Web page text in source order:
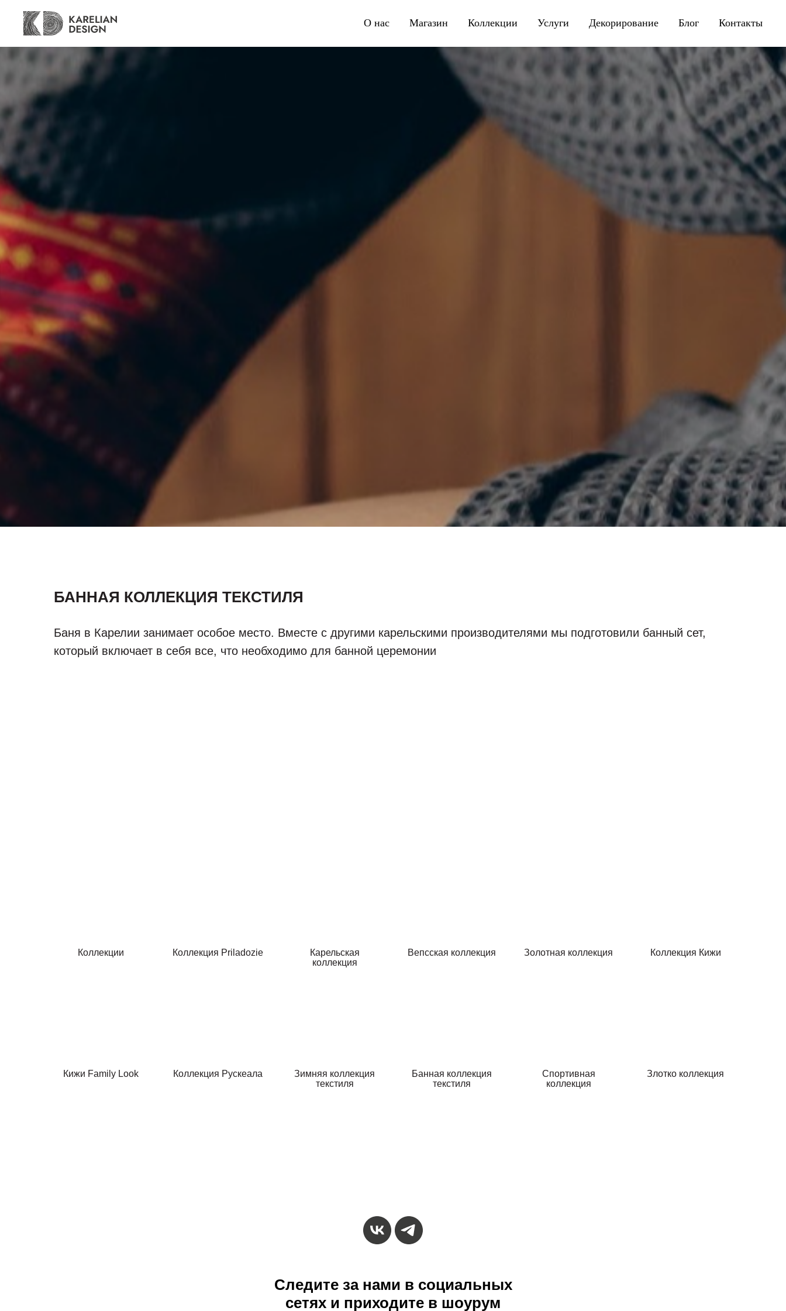
О нас Магазин Коллекции Услуги Декорирование Блог Контакты
БАННАЯ КОЛЛЕКЦИЯ ТЕКСТИЛЯ
Баня в Карелии занимает особое место. Вместе с другими карельскими производителями мы подготовили банный сет,
который включает в себя все, что необходимо для банной церемонии
Коллекции Коллекция Priladozie
Карельская
коллекция
Вепсская коллекция Золотная коллекция Коллекция Кижи
Кижи Family Look Коллекция Рускеала
Зимняя коллекция
текстиля
Банная коллекция
текстиля
Спортивная
коллекция
Злотко коллекция
Следите за нами в социальных
сетях и приходите в шоурум